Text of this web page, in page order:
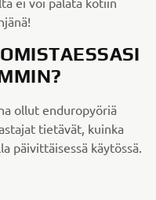
ollut enduropyöriä
tietävät, kuinka
päivittäisessä käytössä.